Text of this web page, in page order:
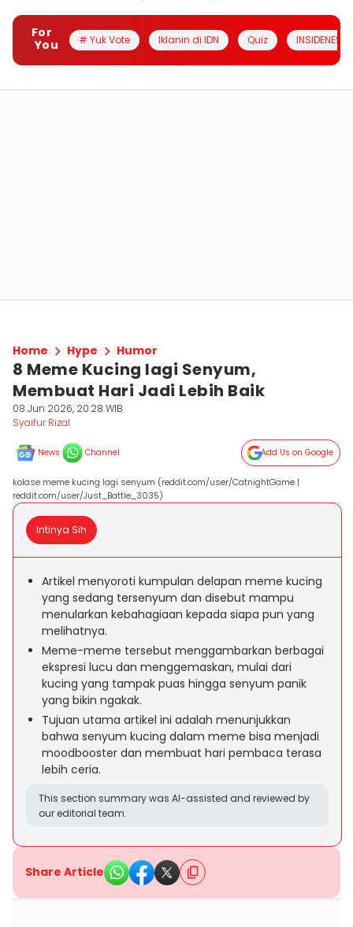
For
You
# Yuk Vote Iklanin di IDN Quiz INSIDENESIA
Home Hype Humor
8 Meme Kucing lagi Senyum,
Membuat Hari Jadi Lebih Baik
08 Jun 2026, 20:28 WIB
Syaifur Rizal
News Channel Add Us on Google
kolase meme kucing lagi senyum (reddit.com/user/CatnightGame |
reddit.com/user/Just_Battle_3035)
Intinya Sih
Artikel menyoroti kumpulan delapan meme kucing
yang sedang tersenyum dan disebut mampu
menularkan kebahagiaan kepada siapa pun yang
melihatnya.
Meme-meme tersebut menggambarkan berbagai
ekspresi lucu dan menggemaskan, mulai dari
kucing yang tampak puas hingga senyum panik
yang bikin ngakak.
Tujuan utama artikel ini adalah menunjukkan
bahwa senyum kucing dalam meme bisa menjadi
moodbooster dan membuat hari pembaca terasa
lebih ceria.
This section summary was AI-assisted and reviewed by
our editorial team.
Share Article